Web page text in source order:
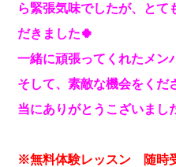
ら緊張気味でしたが、とて
だきました🍀
一緒に頑張ってくれたメン
そして、素敵な機会をく
当にありがとうこざいまし
※無料体験レッスン 随時